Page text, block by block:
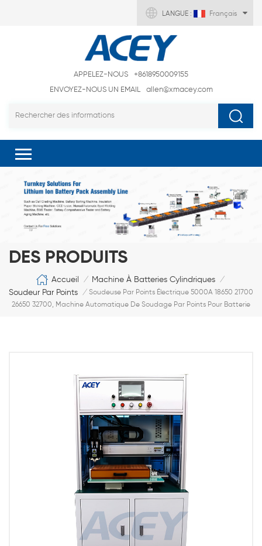
LANGUE : Français
APPELEZ-NOUS
+8618950009155
ENVOYEZ-NOUS UN EMAIL
allen@xmacey.com
DES PRODUITS
Accueil / Machine À Batteries Cylindriques /
Soudeur Par Points / Soudeuse Par Points Électrique 5000A 18650 21700
26650 32700, Machine Automatique De Soudage Par Points Pour Batterie